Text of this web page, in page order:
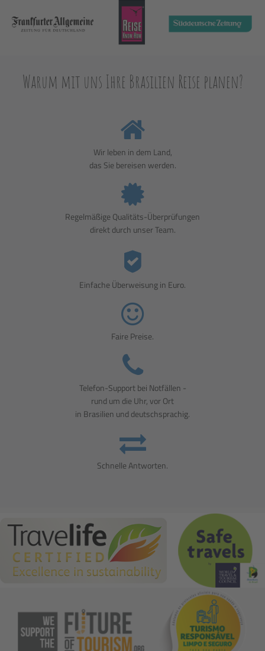
Warum mit uns Ihre Brasilien Reise planen?
Wir leben in dem Land,
das Sie bereisen werden.
Regelmäßige Qualitäts-Überprüfungen
direkt durch unser Team.
Einfache Überweisung in Euro.
Faire Preise.
Telefon-Support bei Notfällen -
rund um die Uhr, vor Ort
in Brasilien und deutschsprachig.
Schnelle Antworten.